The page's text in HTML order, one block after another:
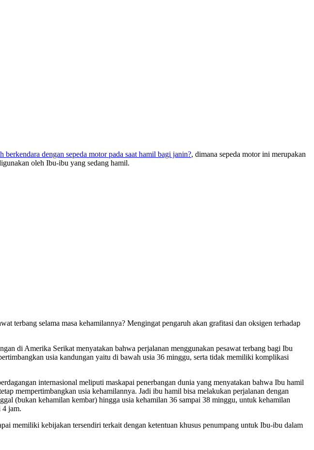
berkendara dengan sepeda motor pada saat hamil bagi janin?, dimana sepeda motor ini merupakan
oleh Ibu-ibu yang sedang hamil.
terbang selama masa kehamilannya? Mengingat pengaruh akan grafitasi dan oksigen terhadap
di Amerika Serikat menyatakan bahwa perjalanan menggunakan pesawat terbang bagi Ibu
usia kandungan yaitu di bawah usia 36 minggu, serta tidak memiliki komplikasi
internasional meliputi maskapai penerbangan dunia yang menyatakan bahwa Ibu hamil
mempertimbangkan usia kehamilannya. Jadi ibu hamil bisa melakukan perjalanan dengan
(bukan kehamilan kembar) hingga usia kehamilan 36 sampai 38 minggu, untuk kehamilan
4 jam.
memiliki kebijakan tersendiri terkait dengan ketentuan khusus penumpang untuk Ibu-ibu dalam